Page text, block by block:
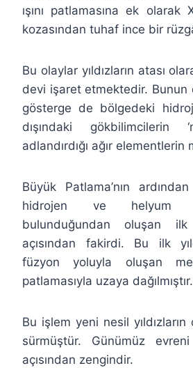
ışını patlamasına ek olarak
kozasından tuhaf ince bir
Bu olaylar yıldızların atası
devi işaret etmektedir. Bunun
gösterge de bölgedeki
dışındaki gökbilimcilerin
adlandırdığı ağır elementlerin
Büyük Patlama’nın
hidrojen ve helyum
bulunduğundan oluşan ilk
açısından fakirdi. Bu ilk
füzyon yoluyla oluşan
patlamasıyla uzaya dağılmıştır.
Bu işlem yeni nesil
sürmüştür. Günümüz
açısından zengindir.